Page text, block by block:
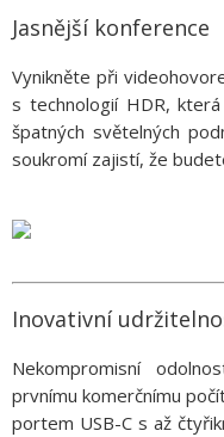
Jasnější konference
Vynikněte při
s technologií HDR,
špatných světelných
soukromí zajistí, že
Inovativní
Nekompromisní
prvnímu komerčnímu
portem USB-C s až